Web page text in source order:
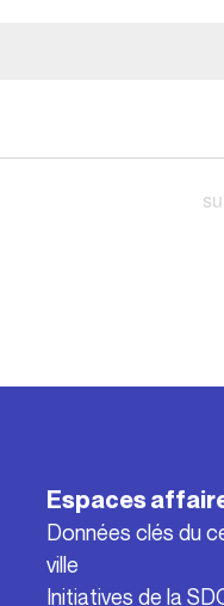
Espaces
Données clés du
ville
Initiatives de la